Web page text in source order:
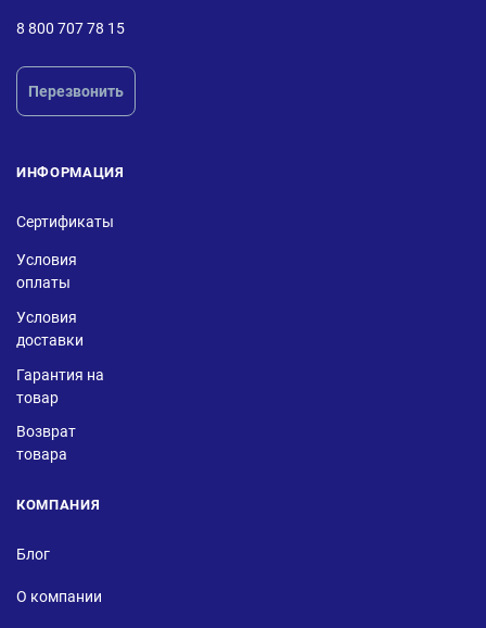
8 800 707 78 15
Перезвонить
ИНФОРМАЦИЯ
Сертификаты
Условия
оплаты
Условия
доставки
Гарантия на
товар
Возврат
товара
КОМПАНИЯ
Блог
О компании